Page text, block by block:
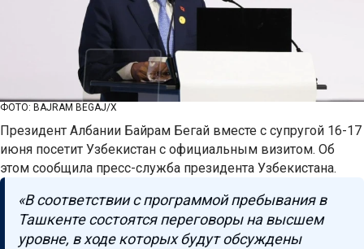
ФОТО: BAJRAM BEGAJ/X
Президент Албании Байрам Бегай вместе с супругой 16-17
июня посетит Узбекистан с официальным визитом. Об
этом сообщила пресс-служба президента Узбекистана.
«В соответствии с программой пребывания в
Ташкенте состоятся переговоры на высшем
уровне, в ходе которых будут обсуждены